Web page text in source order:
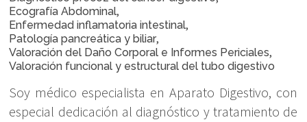
Ecografía Abdominal,
Enfermedad inflamatoria intestinal,
Patología pancreática y biliar,
Valoración del Daño Corporal e Informes Periciales,
Valoración funcional y estructural del tubo digestivo
Soy médico especialista en Aparato Digestivo, con
especial dedicación al diagnóstico y tratamiento de